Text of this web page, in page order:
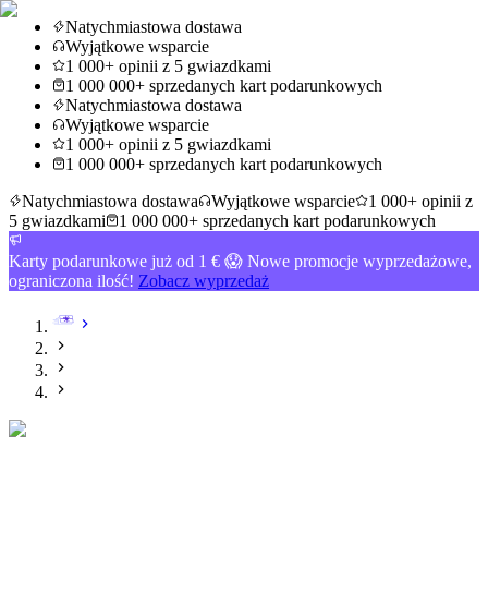
Natychmiastowa dostawa
Wyjątkowe wsparcie
1 000+ opinii z 5 gwiazdkami
1 000 000+ sprzedanych kart podarunkowych
Natychmiastowa dostawa
Wyjątkowe wsparcie
1 000+ opinii z 5 gwiazdkami
1 000 000+ sprzedanych kart podarunkowych
Natychmiastowa dostawa
Wyjątkowe wsparcie
1 000+ opinii z
5 gwiazdkami
1 000 000+ sprzedanych kart podarunkowych
Karty podarunkowe już od 1 € 😱 Nowe promocje wyprzedażowe,
ograniczona ilość! Zobacz wyprzedaż